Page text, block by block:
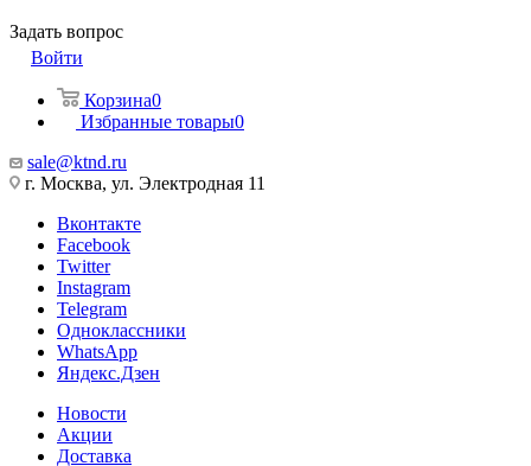
Задать вопрос
Войти
Корзина0
Избранные товары0
sale@ktnd.ru
г. Москва, ул. Электродная 11
Вконтакте
Facebook
Twitter
Instagram
Telegram
Одноклассники
WhatsApp
Яндекс.Дзен
Новости
Акции
Доставка